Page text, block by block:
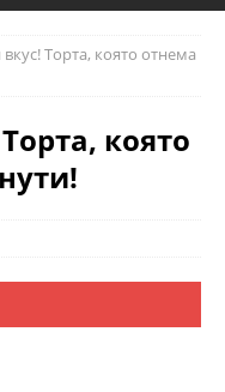
Торта, която отнема
която